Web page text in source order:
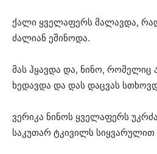
ქალი ყველაფერს მალავდა,
ძალიან ეშინოდა.
მას ჰყავდა და, ნინო, რომელიც
ხედავდა და დას დაცვას
ვერიკა ნინოს ყველაფერს
საკუთარ ტკივილს